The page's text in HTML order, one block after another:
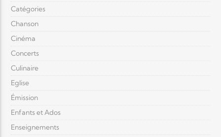
Catégories
Chanson
Cinéma
Concerts
Culinaire
Eglise
Émission
Enfants et Ados
Enseignements